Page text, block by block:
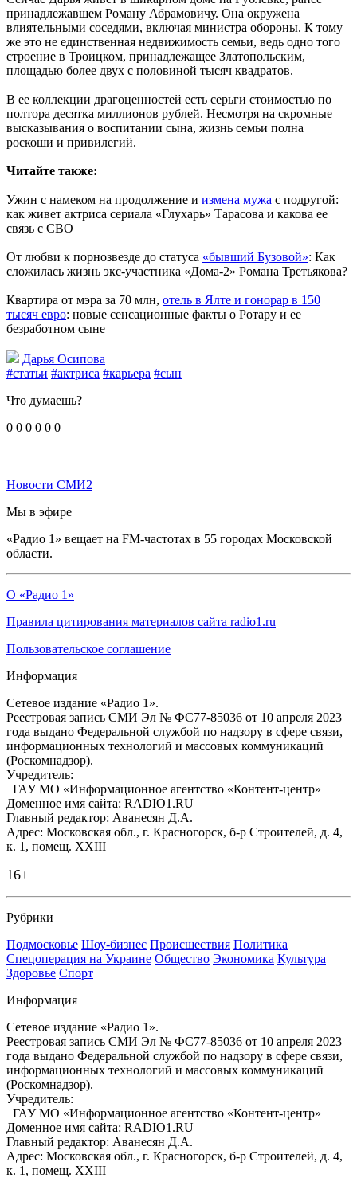
принадлежавшем Роману Абрамовичу. Она окружена
влиятельными соседями, включая министра обороны. К тому
же это не единственная недвижимость семьи, ведь одно того
строение в Троицком, принадлежащее Златопольским,
площадью более двух с половиной тысяч квадратов.
В ее коллекции драгоценностей есть серьги стоимостью по
полтора десятка миллионов рублей. Несмотря на скромные
высказывания о воспитании сына, жизнь семьи полна
роскоши и привилегий.
Читайте также:
Ужин с намеком на продолжение и измена мужа с подругой:
как живет актриса сериала «Глухарь» Тарасова и какова ее
связь с СВО
От любви к порнозвезде до статуса «бывший Бузовой»: Как
сложилась жизнь экс-участника «Дома-2» Романа Третьякова?
Квартира от мэра за 70 млн, отель в Ялте и гонорар в 150
тысяч евро: новые сенсационные факты о Ротару и ее
безработном сыне
Дарья Осипова
#статьи #актриса #карьера #сын
Что думаешь?
0 0 0 0 0 0
Новости СМИ2
Мы в эфире
«Радио 1» вещает на FM-частотах в 55 городах Московской
области.
О «Радио 1»
Правила цитирования материалов сайта radio1.ru
Пользовательское соглашение
Информация
Сетевое издание «Радио 1».
Реестровая запись СМИ Эл № ФС77-85036 от 10 апреля 2023
года выдано Федеральной службой по надзору в сфере связи,
информационных технологий и массовых коммуникаций
(Роскомнадзор).
Учредитель:
ГАУ МО «Информационное агентство «Контент-центр»
Доменное имя сайта: RADIO1.RU
Главный редактор: Аванесян Д.А.
Адрес: Московская обл., г. Красногорск, б-р Строителей, д. 4,
к. 1, помещ. XXIII
16+
Рубрики
Подмосковье Шоу-бизнес Происшествия Политика
Спецоперация на Украине Общество Экономика Культура
Здоровье Спорт
Информация
Сетевое издание «Радио 1».
Реестровая запись СМИ Эл № ФС77-85036 от 10 апреля 2023
года выдано Федеральной службой по надзору в сфере связи,
информационных технологий и массовых коммуникаций
(Роскомнадзор).
Учредитель:
ГАУ МО «Информационное агентство «Контент-центр»
Доменное имя сайта: RADIO1.RU
Главный редактор: Аванесян Д.А.
Адрес: Московская обл., г. Красногорск, б-р Строителей, д. 4,
к. 1, помещ. XXIII